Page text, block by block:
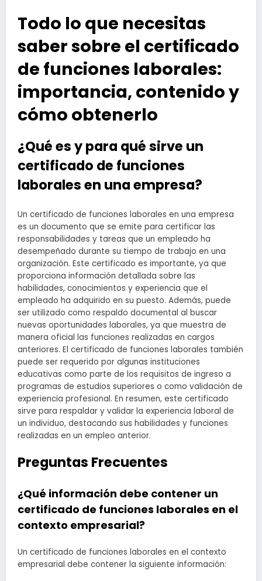
Todo lo que necesitas
saber sobre el certificado
de funciones laborales:
importancia, contenido y
cómo obtenerlo
¿Qué es y para qué sirve un
certificado de funciones
laborales en una empresa?
Un certificado de funciones laborales en una empresa
es un documento que se emite para certificar las
responsabilidades y tareas que un empleado ha
desempeñado durante su tiempo de trabajo en una
organización. Este certificado es importante, ya que
proporciona información detallada sobre las
habilidades, conocimientos y experiencia que el
empleado ha adquirido en su puesto. Además, puede
ser utilizado como respaldo documental al buscar
nuevas oportunidades laborales, ya que muestra de
manera oficial las funciones realizadas en cargos
anteriores. El certificado de funciones laborales también
puede ser requerido por algunas instituciones
educativas como parte de los requisitos de ingreso a
programas de estudios superiores o como validación de
experiencia profesional. En resumen, este certificado
sirve para respaldar y validar la experiencia laboral de
un individuo, destacando sus habilidades y funciones
realizadas en un empleo anterior.
Preguntas Frecuentes
¿Qué información debe contener un
certificado de funciones laborales en el
contexto empresarial?
Un certificado de funciones laborales en el contexto
empresarial debe contener la siguiente información: